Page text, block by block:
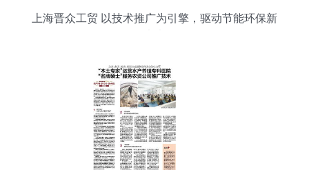
上海晋众工贸 以技术推广为引擎，驱动节能环保新